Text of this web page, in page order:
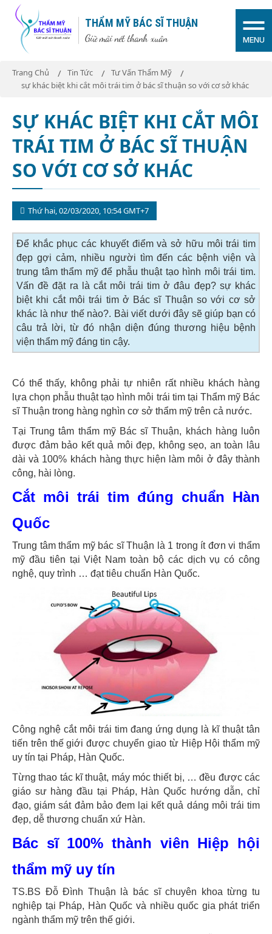
THẨM MỸ BÁC SĨ THUẬN
Giữ mãi nét thanh xuân MENU
Trang Chủ Tin Tức
Tư Vấn Thẩm Mỹ
sự khác biệt khi cắt môi trái tim ở bác sĩ thuận so với cơ sở khác
SỰ KHÁC BIỆT KHI CẮT MÔI
TRÁI TIM Ở BÁC SĨ THUẬN
SO VỚI CƠ SỞ KHÁC
Thứ hai, 02/03/2020, 10:54 GMT+7
Để khắc phục các khuyết điểm và sở hữu môi trái tim
đẹp gợi cảm, nhiều người tìm đến các bệnh viện và
trung tâm thẩm mỹ để phẫu thuật tạo hình môi trái tim.
Vấn đề đặt ra là cắt môi trái tim ở đâu đẹp? sự khác
biệt khi cắt môi trái tim ở Bác sĩ Thuận so với cơ sở
khác là như thế nào?. Bài viết dưới đây sẽ giúp bạn có
câu trả lời, từ đó nhận diện đúng thương hiệu bệnh
viện thẩm mỹ đáng tin cậy.
Có thể thấy, không phải tự nhiên rất nhiều khách hàng
lựa chọn phẫu thuật tạo hình môi trái tim tại Thẩm mỹ Bác
sĩ Thuận trong hàng nghìn cơ sở thẩm mỹ trên cả nước.
Tại Trung tâm thẩm mỹ Bác sĩ Thuận, khách hàng luôn
được đảm bảo kết quả môi đẹp, không sẹo, an toàn lâu
dài và 100% khách hàng thực hiện làm môi ở đây thành
công, hài lòng.
Cắt môi trái tim đúng chuẩn Hàn
Quốc
Trung tâm thẩm mỹ bác sĩ Thuận là 1 trong ít đơn vi thẩm
mỹ đầu tiên tại Việt Nam toàn bộ các dịch vụ có công
nghệ, quy trình … đạt tiêu chuẩn Hàn Quốc.
Công nghệ cắt môi trái tim đang ứng dụng là kĩ thuật tân
tiến trên thế giới được chuyển giao từ Hiệp Hội thẩm mỹ
uy tín tại Pháp, Hàn Quốc.
Từng thao tác kĩ thuật, máy móc thiết bị, … đều được các
giáo sư hàng đầu tại Pháp, Hàn Quốc hướng dẫn, chỉ
đạo, giám sát đảm bảo đem lại kết quả dáng môi trái tim
đẹp, dễ thương chuẩn xứ Hàn.
Bác sĩ 100% thành viên Hiệp hội
thẩm mỹ uy tín
TS.BS Đỗ Đình Thuận là bác sĩ chuyên khoa từng tu
nghiệp tại Pháp, Hàn Quốc và nhiều quốc gia phát triển
ngành thẩm mỹ trên thế giới.